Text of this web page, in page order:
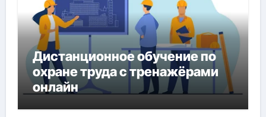
Дистанционное обучение по
охране труда с тренажёрами
онлайн